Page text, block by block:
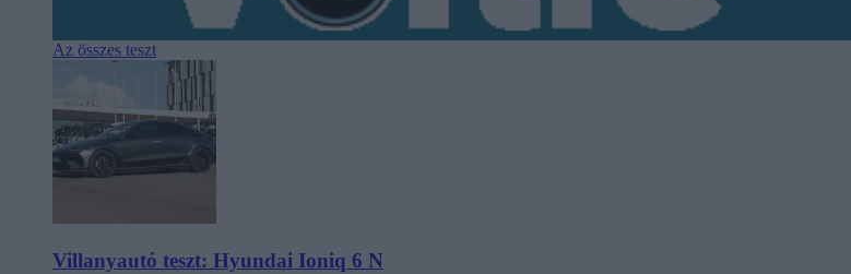
Az összes teszt
Villanyautó teszt: Hyundai Ioniq 6 N